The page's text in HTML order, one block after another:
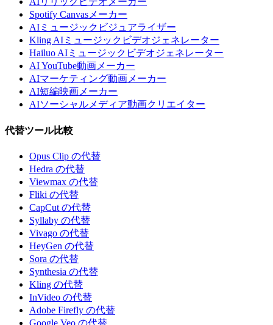
Spotify Canvasメーカー
AIミュージックビジュアライザー
Kling AIミュージックビデオジェネレーター
Hailuo AIミュージックビデオジェネレーター
AI YouTube動画メーカー
AIマーケティング動画メーカー
AI短編映画メーカー
AIソーシャルメディア動画クリエイター
代替ツール比較
Opus Clip の代替
Hedra の代替
Viewmax の代替
Fliki の代替
CapCut の代替
Syllaby の代替
Vivago の代替
HeyGen の代替
Sora の代替
Synthesia の代替
Kling の代替
InVideo の代替
Adobe Firefly の代替
Google Veo の代替